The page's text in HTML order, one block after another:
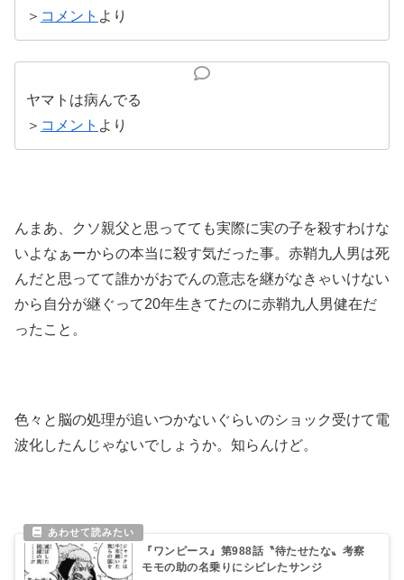
＞ コメント より
ヤマトは病んでる
＞ コメント より
んまあ、クソ親父と思ってても実際に実の子を殺すわけな
いよなぁーからの本当に殺す気だった事。赤鞘九人男は死
んだと思ってて誰かがおでんの意志を継がなきゃいけない
から自分が継ぐって20年生きてたのに赤鞘九人男健在だ
ったこと。
色々と脳の処理が追いつかないぐらいのショック受けて電
波化したんじゃないでしょうか。知らんけど。
『ワンピース』第988話〝待たせたな〟考察
モモの助の名乗りにシビレたサンジ